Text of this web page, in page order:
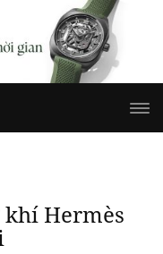
Hermès